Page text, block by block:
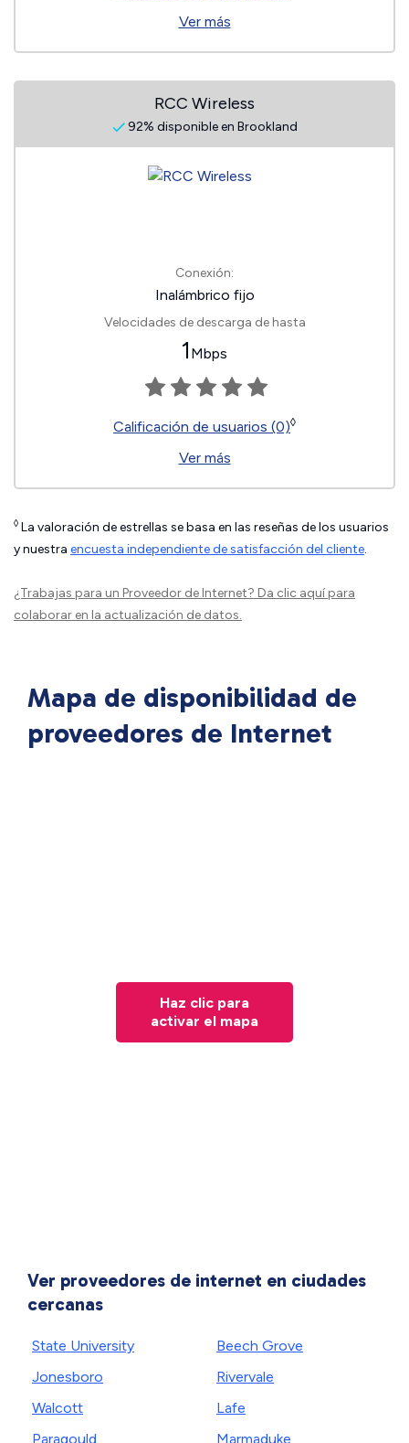
Ver más
RCC Wireless
92% disponible en Brookland
Conexión:
Inalámbrico fijo
Velocidades de descarga de hasta
1 Mbps
Calificación de usuarios (0)◊
Ver más
◊ La valoración de estrellas se basa en las reseñas de los usuarios
y nuestra encuesta independiente de satisfacción del cliente.
¿Trabajas para un Proveedor de Internet? Da clic aquípara
colaborar en la actualización de datos.
Mapa de disponibilidad de
proveedores de Internet
Haz clic para
activar el mapa
Ver proveedores de internet en ciudades
cercanas
State University
Jonesboro
Walcott
Paragould
Beech Grove
Rivervale
Lafe
Marmaduke